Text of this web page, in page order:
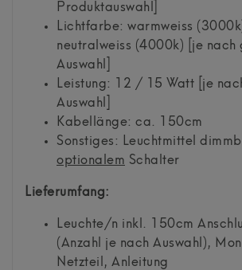
Produktauswahl]
Lichtfarbe: warmweiss
neutralweiss (4000k) [je nach
Auswahl]
Leistung: 12 / 15 Watt [je
Auswahl]
Kabellänge: ca. 150cm
Sonstiges: Leuchtmittel
optionalem Schalter
Lieferumfang:
Leuchte/n inkl. 150cm
(Anzahl je nach Auswahl),
Netzteil, Anleitung